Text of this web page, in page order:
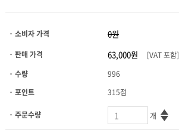
· 소비자 가격
· 판매 가격
[VAT 포함]
· 수량
996
· 포인트
315점
· 주문수량 개